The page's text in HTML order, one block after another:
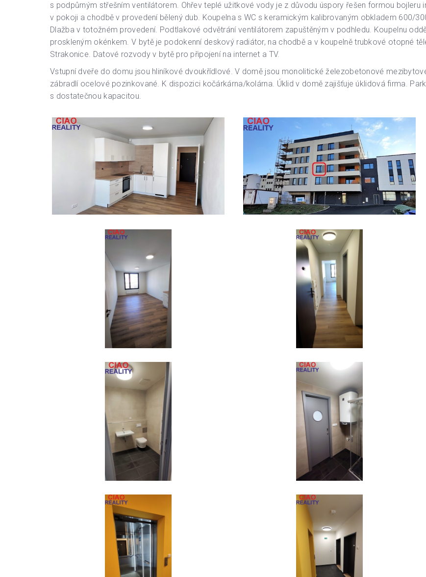
s podpůrným střešním ventilátorem. Ohřev teplé užitkové vody je z důvodu úspory řešen formou bojleru
v pokoji a chodbě v provedení bělený dub. Koupelna s WC s keramickým kalibrovaným obkladem 600/
Dlažba v totožném provedení. Podtlakové odvětrání ventilátorem zapuštěným v podhledu. Koupelnu
proskleným okénkem. V bytě je podokenní deskový radiátor, na chodbě a v koupelně trubkové otopné
Strakonice. Datové rozvody v bytě pro připojení na internet a TV.
Vstupní dveře do domu jsou hliníkové dvoukřídlové. V domě jsou monolitické železobetonové
zábradlí ocelové pozinkované. K dispozici kočárkárna/kolárna. Úklid v domě zajišťuje úklidová firma.
s dostatečnou kapacitou.